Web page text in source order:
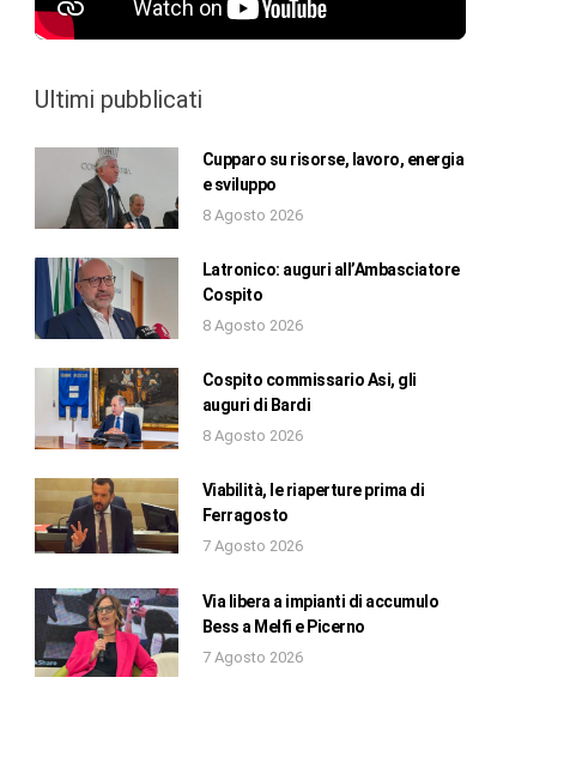
Ultimi pubblicati
Cupparo su risorse, lavoro, energia
e sviluppo
8 Agosto 2026
Latronico: auguri all’Ambasciatore
Cospito
8 Agosto 2026
Cospito commissario Asi, gli
auguri di Bardi
8 Agosto 2026
Viabilità, le riaperture prima di
Ferragosto
7 Agosto 2026
Via libera a impianti di accumulo
Bess a Melfi e Picerno
7 Agosto 2026